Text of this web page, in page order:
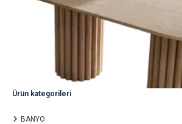
Ürün kategorileri
BANYO